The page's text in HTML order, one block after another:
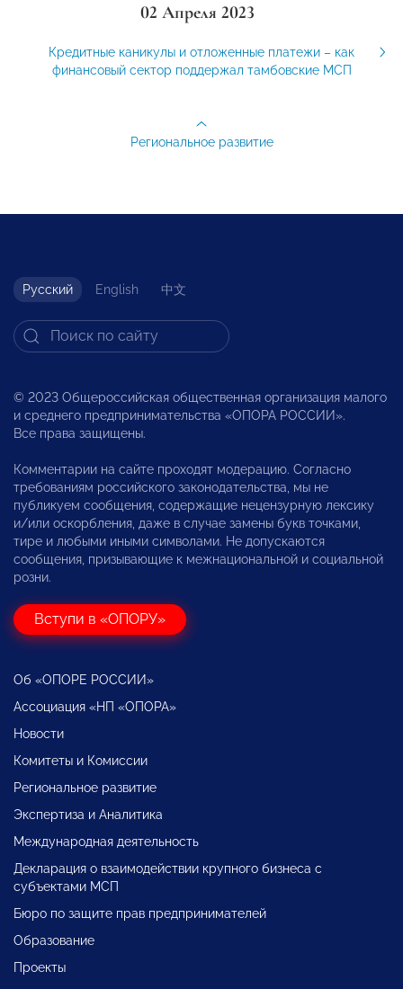
02 Апреля 2023
Кредитные каникулы и отложенные платежи – как
финансовый сектор поддержал тамбовские МСП
Региональное развитие
Русский English 中文
© 2023 Общероссийская общественная организация малого
и среднего предпринимательства «ОПОРА РОССИИ».
Все права защищены.
Комментарии на сайте проходят модерацию. Согласно
требованиям российского законодательства, мы не
публикуем сообщения, содержащие нецензурную лексику
и/или оскорбления, даже в случае замены букв точками,
тире и любыми иными символами. Не допускаются
сообщения, призывающие к межнациональной и социальной
розни.
Вступи в «ОПОРУ»
Об «ОПОРЕ РОССИИ»
Ассоциация «НП «ОПОРА»
Новости
Комитеты и Комиссии
Региональное развитие
Экспертиза и Аналитика
Международная деятельность
Декларация о взаимодействии крупного бизнеса с
субъектами МСП
Бюро по защите прав предпринимателей
Образование
Проекты